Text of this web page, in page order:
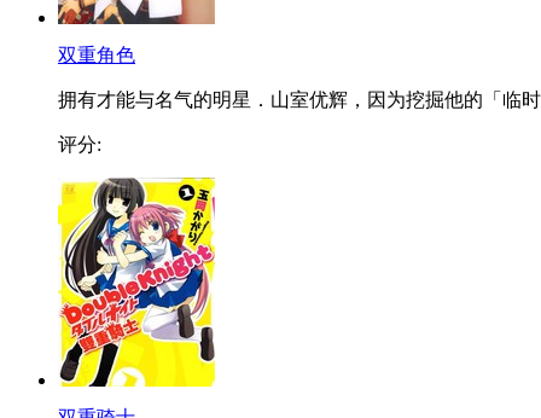
双重角色
拥有才能与名气的明星．山室优辉，因为挖掘他的「临
评分: